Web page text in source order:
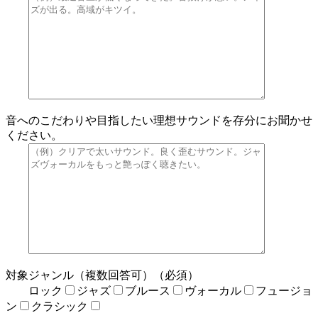
音へのこだわりや目指したい理想サウンドを存分にお聞かせ
ください。
対象ジャンル（複数回答可）（必須）
ロック
ジャズ ブルース ヴォーカル
フュージョ
ン
クラシック